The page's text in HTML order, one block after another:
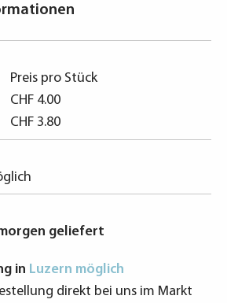
Preis pro Stück
CHF4.00
CHF3.80
geliefert
in Luzern möglich
direkt bei uns im Markt